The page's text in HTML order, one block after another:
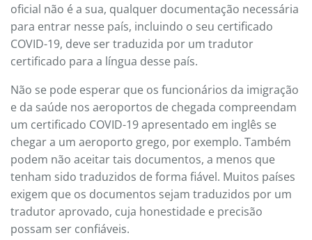
oficial não é a sua, qualquer documentação necessária
para entrar nesse país, incluindo o seu certificado
COVID-19, deve ser traduzida por um tradutor
certificado para a língua desse país.
Não se pode esperar que os funcionários da imigração
e da saúde nos aeroportos de chegada compreendam
um certificado COVID-19 apresentado em inglês se
chegar a um aeroporto grego, por exemplo. Também
podem não aceitar tais documentos, a menos que
tenham sido traduzidos de forma fiável. Muitos países
exigem que os documentos sejam traduzidos por um
tradutor aprovado, cuja honestidade e precisão
possam ser confiáveis.